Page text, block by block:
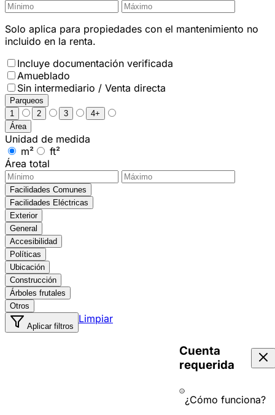
Solo aplica para propiedades con el mantenimiento no
incluido en la renta.
Incluye documentación verificada
Amueblado
Sin intermediario / Venta directa
Parqueos
1
2 3
4+
Área
Unidad de medida
m²
ft²
Área total
Facilidades Comunes
Facilidades Eléctricas
Exterior
General
Accesibilidad
Políticas
Ubicación
Construcción
Árboles frutales
Otros
Aplicar filtros
Limpiar
Cuenta
requerida
¿Cómo funciona?